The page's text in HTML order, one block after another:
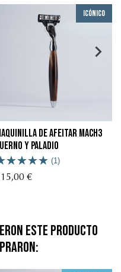
Icónico
de afeitar Mach3
y paladio
(1)
€
este producto